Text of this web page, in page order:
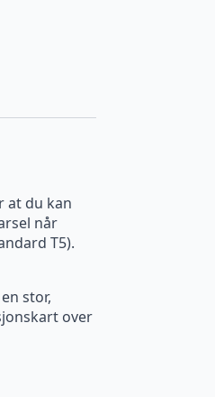
at du kan
når
T5).
stor,
over